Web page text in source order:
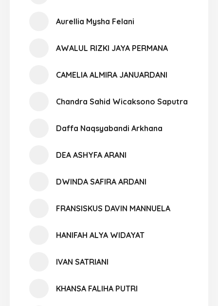
Aurellia Mysha Felani
AWALUL RIZKI JAYA PERMANA
CAMELIA ALMIRA JANUARDANI
Chandra Sahid Wicaksono Saputra
Daffa Naqsyabandi Arkhana
DEA ASHYFA ARANI
DWINDA SAFIRA ARDANI
FRANSISKUS DAVIN MANNUELA
HANIFAH ALYA WIDAYAT
IVAN SATRIANI
KHANSA FALIHA PUTRI